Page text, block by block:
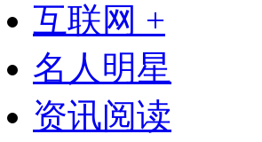
互联网 +
名人明星
资讯阅读